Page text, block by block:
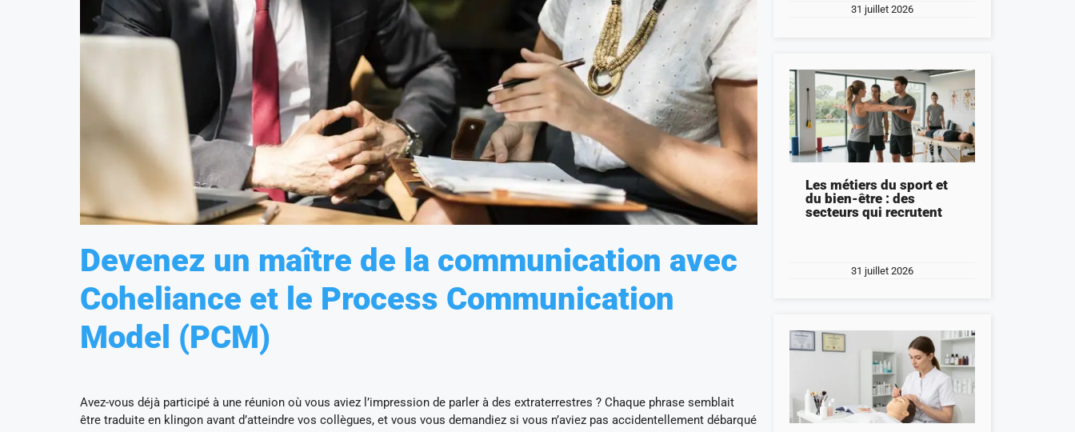
Devenez un maître de la communication avec
Coheliance et le Process Communication
Model (PCM)
Avez-vous déjà participé à une réunion où vous aviez l’impression de parler à des extraterrestres ? Chaque phrase semblait
être traduite en klingon avant d’atteindre vos collègues, et vous vous demandiez si vous n’aviez pas accidentellement débarqué
31 juillet 2026
Les métiers du sport et
du bien-être : des
secteurs qui recrutent
31 juillet 2026